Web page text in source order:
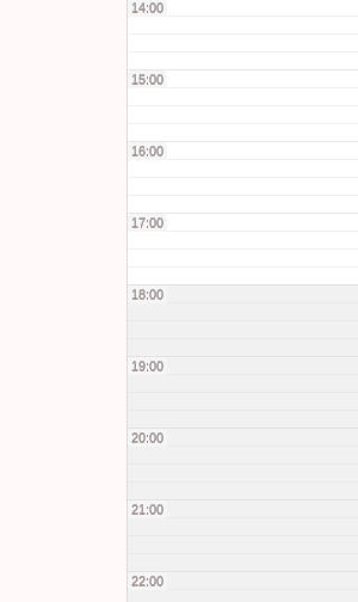
14:00
15:00
16:00
17:00
18:00
19:00
20:00
21:00
22:00